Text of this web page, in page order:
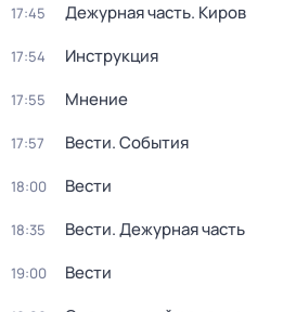
17:45 Дежурная часть. Киров
17:54 Инструкция
17:55 Мнение
17:57 Вести. События
18:00 Вести
18:35 Вести. Дежурная часть
19:00 Вести